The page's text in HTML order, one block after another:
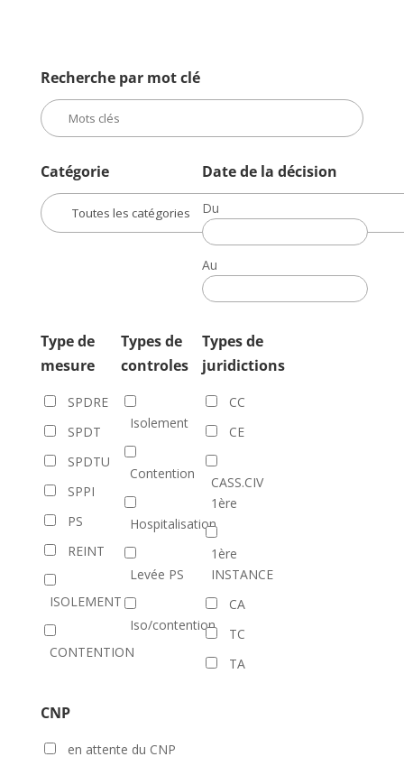
Recherche par mot clé
Catégorie Date de la décision
Du
Date
de
la
décision
Au
Date
de
décision
Type de
mesure
SPDRE
SPDT
SPDTU
SPPI
PS
REINT
ISOLEMENT
CONTENTION
Types de
controles
Isolement
Contention
Hospitalisation
Levée PS
Iso/contention
Types de
juridictions
CC
CE
CASS.CIV
1ère
1ère
INSTANCE
CA
TC
TA
CNP
en attente du CNP